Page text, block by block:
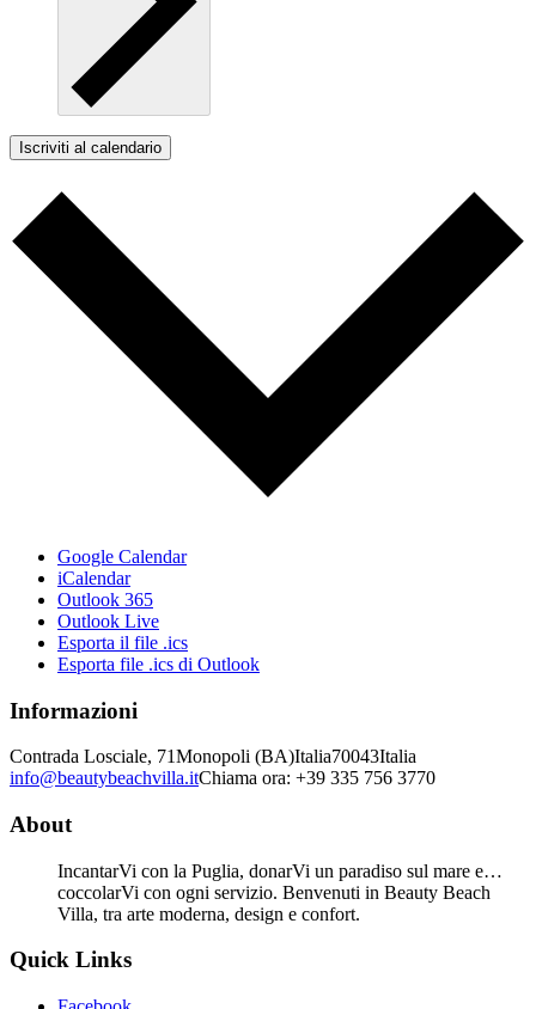
Iscriviti al calendario
Google Calendar
iCalendar
Outlook 365
Outlook Live
Esporta il file .ics
Esporta file .ics di Outlook
Informazioni
Contrada Losciale, 71Monopoli (BA)Italia70043Italia
info@beautybeachvilla.itChiama ora: +39 335 756 3770
About
IncantarVi con la Puglia, donarVi un paradiso sul mare e…
coccolarVi con ogni servizio. Benvenuti in Beauty Beach
Villa, tra arte moderna, design e confort.
Quick Links